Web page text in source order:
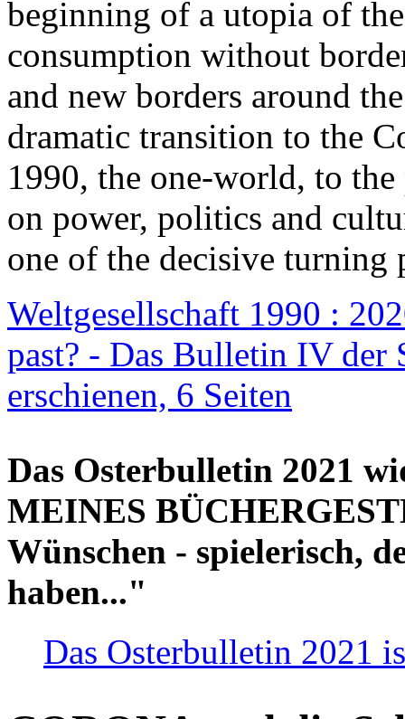
beginning of a utopia of
consumption without
and new borders around
dramatic transition to the
1990, the one-world, to the
on power, politics and
one of the decisive turning
Weltgesellschaft 1990 :
past? - Das Bulletin IV der
erschienen, 6 Seiten
Das Osterbulletin 2021
MEINES
Wünschen - spielerisch,
haben..."
Das Osterbulletin 2021